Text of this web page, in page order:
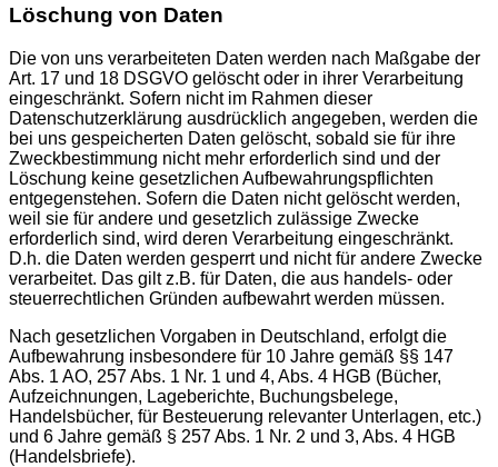
Löschung von Daten
Die von uns verarbeiteten Daten werden nach Maßgabe der
Art. 17 und 18 DSGVO gelöscht oder in ihrer Verarbeitung
eingeschränkt. Sofern nicht im Rahmen dieser
Datenschutzerklärung ausdrücklich angegeben, werden die
bei uns gespeicherten Daten gelöscht, sobald sie für ihre
Zweckbestimmung nicht mehr erforderlich sind und der
Löschung keine gesetzlichen Aufbewahrungspflichten
entgegenstehen. Sofern die Daten nicht gelöscht werden,
weil sie für andere und gesetzlich zulässige Zwecke
erforderlich sind, wird deren Verarbeitung eingeschränkt.
D.h. die Daten werden gesperrt und nicht für andere Zwecke
verarbeitet. Das gilt z.B. für Daten, die aus handels- oder
steuerrechtlichen Gründen aufbewahrt werden müssen.
Nach gesetzlichen Vorgaben in Deutschland, erfolgt die
Aufbewahrung insbesondere für 10 Jahre gemäß §§ 147
Abs. 1 AO, 257 Abs. 1 Nr. 1 und 4, Abs. 4 HGB (Bücher,
Aufzeichnungen, Lageberichte, Buchungsbelege,
Handelsbücher, für Besteuerung relevanter Unterlagen, etc.)
und 6 Jahre gemäß § 257 Abs. 1 Nr. 2 und 3, Abs. 4 HGB
(Handelsbriefe).